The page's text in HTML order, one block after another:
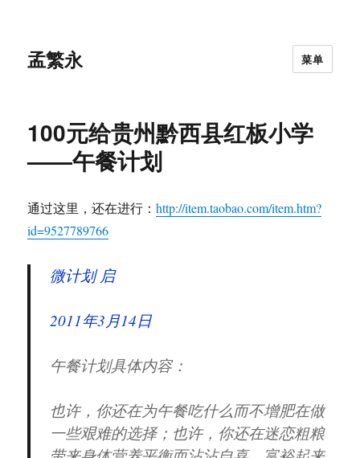
孟繁永 菜单
100元给贵州黔西县红板小学
——午餐计划
通过这里，还在进行：http://item.taobao.com/item.htm?
id=9527789766
微计划 启
2011年3月14日
午餐计划具体内容：
也许，你还在为午餐吃什么而不增肥在做
一些艰难的选择；也许，你还在迷恋粗粮